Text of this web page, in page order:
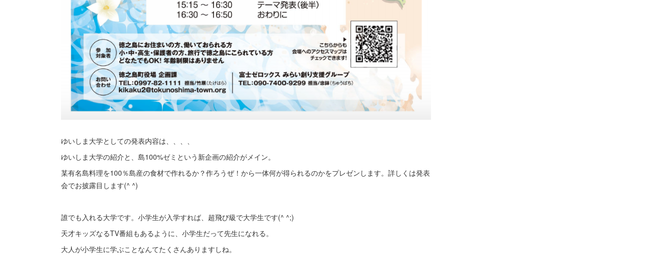
ゆいしま大学としての発表内容は、、、、
ゆいしま大学の紹介と、島100%ゼミという新企画の紹介がメイン。
某有名島料理を100％島産の食材で作れるか？作ろうぜ！から一体何が得られるのかをプレゼンします。詳しくは発表
会でお披露目します(^ ^)
誰でも入れる大学です。小学生が入学すれば、超飛び級で大学生です(^ ^;)
天才キッズなるTV番組もあるように、小学生だって先生になれる。
大人が小学生に学ぶことなんてたくさんありますしね。